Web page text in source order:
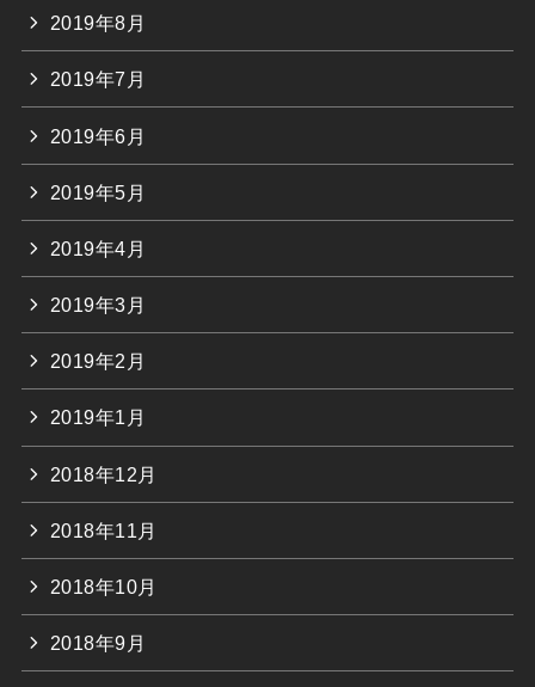
2019年8月
2019年7月
2019年6月
2019年5月
2019年4月
2019年3月
2019年2月
2019年1月
2018年12月
2018年11月
2018年10月
2018年9月